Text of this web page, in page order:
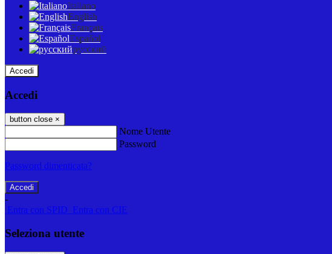
Italiano
English
Français
Español
русский
Accedi
Accedi
button close ×
Nome Utente
Password
Password dimenticata?
-
Entra con SPID
Entra con CIE
Seleziona utente